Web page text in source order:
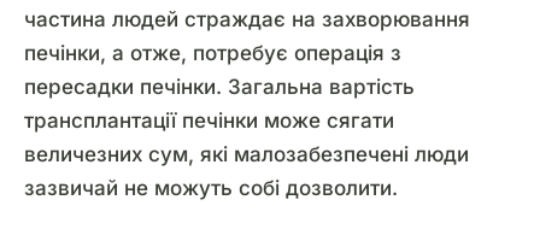
частина людей страждає на захворювання
печінки, а отже, потребує операція з
пересадки печінки. Загальна вартість
трансплантації печінки може сягати
величезних сум, які малозабезпечені люди
зазвичай не можуть собі дозволити.